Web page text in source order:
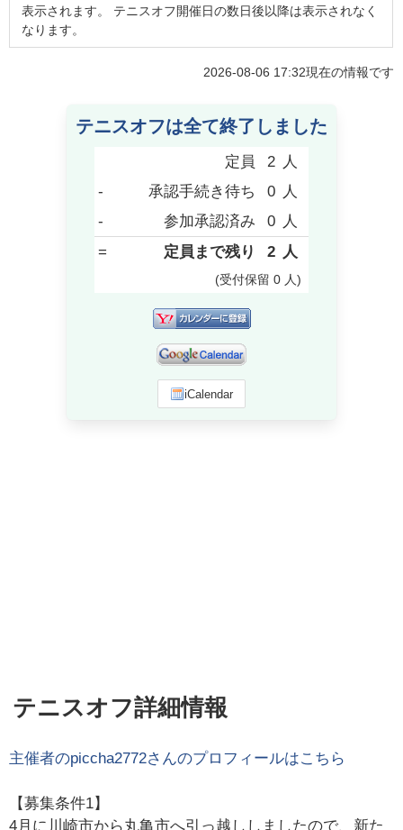
表示されます。 テニスオフ開催日の数日後以降は表示されなく
なります。
2026-08-06 17:32現在の情報です
テニスオフは全て終了しました
定員 2 人
-
承認手続き待ち 0 人
-
参加承認済み 0 人
=
定員まで残り 2 人
(受付保留 0 人)
iCalendar
テニスオフ詳細情報
主催者のpiccha2772さんのプロフィールはこちら
【募集条件1】
4月に川崎市から丸亀市へ引っ越ししましたので、新た